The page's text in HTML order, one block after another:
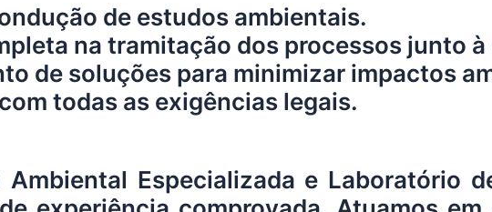
de estudos ambientais.
na tramitação dos processos junto à
de soluções para minimizar impactos
todas as exigências legais.
Ambiental Especializada e Laboratório